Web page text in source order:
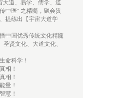
大道、易学、儒学、道
中医” 之精髓，融会贯
提练出【宇宙大道学
中国优秀传统文化精髓
贤文化、大道文化、
命科学！
相！
相！
量！
慧！